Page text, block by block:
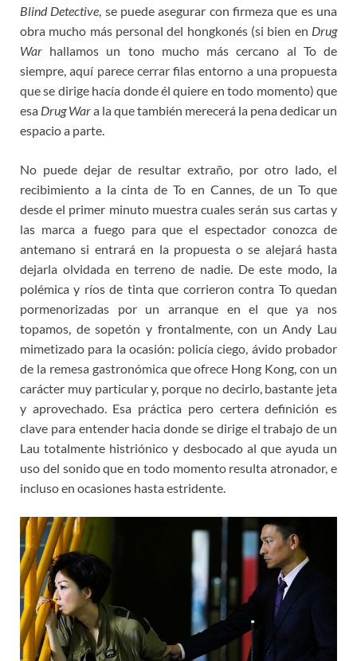
Blind Detective, se puede asegurar con firmeza que es una
obra mucho más personal del hongkonés (si bien en Drug
War hallamos un tono mucho más cercano al To de
siempre, aquí parece cerrar filas entorno a una propuesta
que se dirige hacía donde él quiere en todo momento) que
esa Drug Wara la que también merecerá la pena dedicar un
espacio a parte.
No puede dejar de resultar extraño, por otro lado, el
recibimiento a la cinta de To en Cannes, de un To que
desde el primer minuto muestra cuales serán sus cartas y
las marca a fuego para que el espectador conozca de
antemano si entrará en la propuesta o se alejará hasta
dejarla olvidada en terreno de nadie. De este modo, la
polémica y ríos de tinta que corrieron contra To quedan
pormenorizadas por un arranque en el que ya nos
topamos, de sopetón y frontalmente, con un Andy Lau
mimetizado para la ocasión: policía ciego, ávido probador
de la remesa gastronómica que ofrece Hong Kong, con un
carácter muy particular y, porque no decirlo, bastante jeta
y aprovechado. Esa práctica pero certera definición es
clave para entender hacia donde se dirige el trabajo de un
Lau totalmente histriónico y desbocado al que ayuda un
uso del sonido que en todo momento resulta atronador, e
incluso en ocasiones hasta estridente.